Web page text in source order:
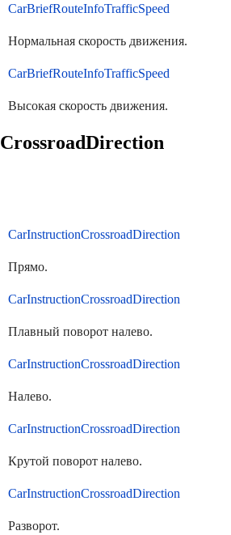
CarBriefRouteInfoTrafficSpeed
Нормальная скорость движения.
CarBriefRouteInfoTrafficSpeed
Высокая скорость движения.
CarInstructionCrossroadDirection
Прямо.
CarInstructionCrossroadDirection
Плавный поворот налево.
CarInstructionCrossroadDirection
Налево.
CarInstructionCrossroadDirection
Крутой поворот налево.
CarInstructionCrossroadDirection
Разворот.